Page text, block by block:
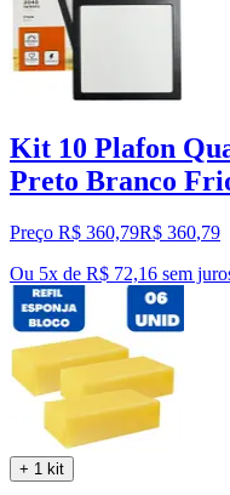
Kit 10 Plafon
Preto Branco
Preço R$ 360,79R$ 360,79
Ou 5x de R$ 72,16 sem
+ 1 kit